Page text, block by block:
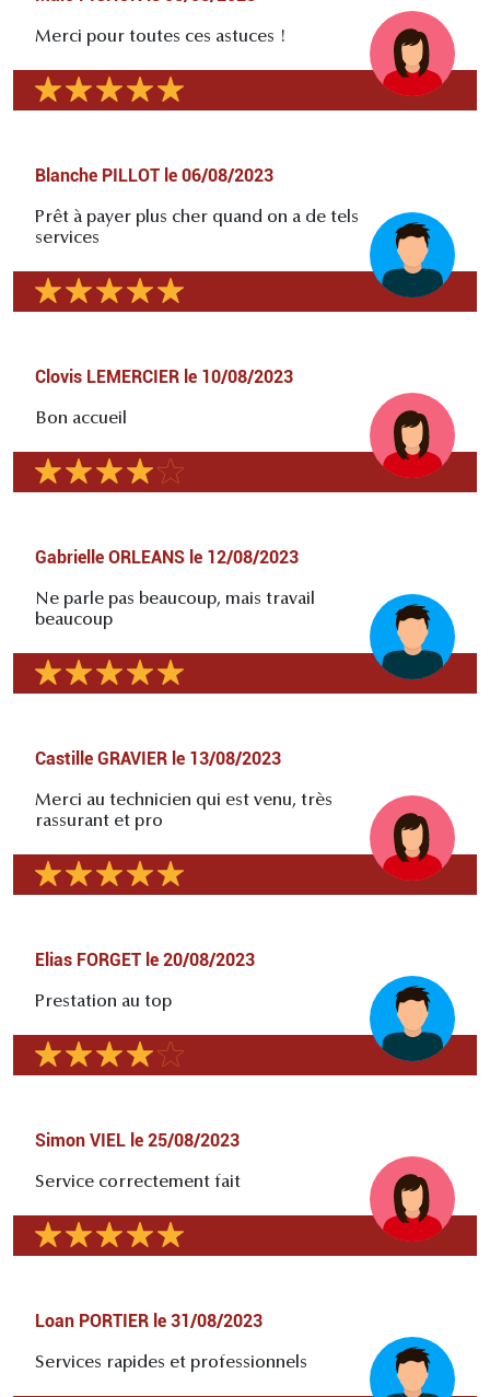
Merci pour toutes ces astuces !
Blanche PILLOT le 06/08/2023
Prêt à payer plus cher quand on a de tels
services
Clovis LEMERCIER le 10/08/2023
Bon accueil
Gabrielle ORLEANS le 12/08/2023
Ne parle pas beaucoup, mais travail
beaucoup
Castille GRAVIER le 13/08/2023
Merci au technicien qui est venu, très
rassurant et pro
Elias FORGET le 20/08/2023
Prestation au top
Simon VIEL le 25/08/2023
Service correctement fait
Loan PORTIER le 31/08/2023
Services rapides et professionnels